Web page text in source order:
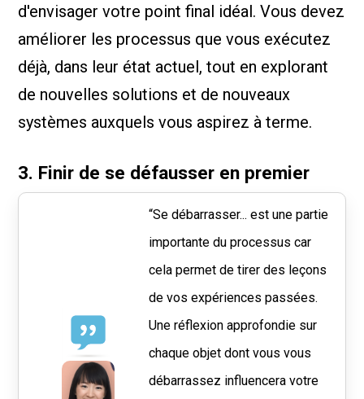
d'envisager votre point final idéal. Vous devez
améliorer les processus que vous exécutez
déjà, dans leur état actuel, tout en explorant
de nouvelles solutions et de nouveaux
systèmes auxquels vous aspirez à terme.
3. Finir de se défausser en premier
“Se débarrasser... est une partie
importante du processus car
cela permet de tirer des leçons
de vos expériences passées.
Une réflexion approfondie sur
chaque objet dont vous vous
débarrassez influencera votre